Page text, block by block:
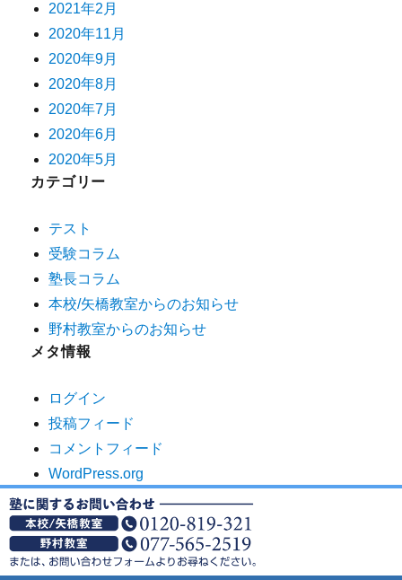
2021年2月
2020年11月
2020年9月
2020年8月
2020年7月
2020年6月
2020年5月
カテゴリー
テスト
受験コラム
塾長コラム
本校/矢橋教室からのお知らせ
野村教室からのお知らせ
メタ情報
ログイン
投稿フィード
コメントフィード
WordPress.org